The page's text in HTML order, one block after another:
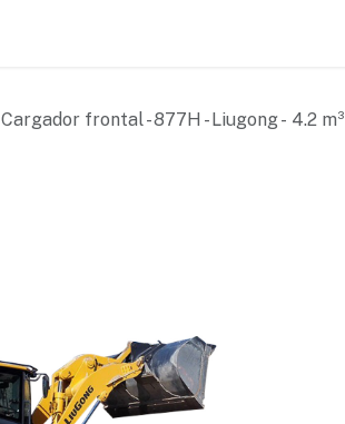
Cargador frontal - 877H - Liugong - 4.2 m³